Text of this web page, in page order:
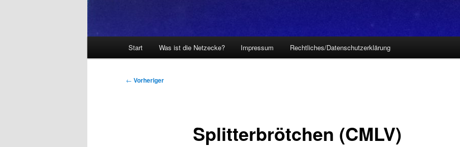
Start Was ist die Netzecke? Impressum Rechtliches/Datenschutzerklärung
Beitragsnavigation
← Vorheriger
Splitterbrötchen (CMLV)